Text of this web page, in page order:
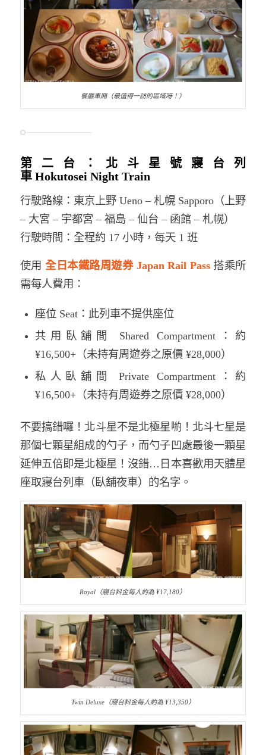
餐廳車廂（最值得一訪的區域呀！）
第二台：北斗星號寢台列
車 Hokutosei Night Train
行駛路線：東京上野 Ueno – 札幌 Sapporo（上野
– 大宮 – 宇都宮 – 福島 – 仙台 – 函館 – 札幌）
行駛時間：全程約 17 小時，每天 1 班
使用全日本鐵路周遊券 Japan Rail Pass搭乘所
需每人費用：
座位 Seat：此列車不提供座位
共用臥舖間 Shared Compartment：約
¥16,500+（未持有周遊券之原價 ¥28,000）
私人臥舖間 Private Compartment：約
¥16,500+（未持有周遊券之原價 ¥28,000）
不要搞錯囉！北斗星不是北極星喲！北斗七星是
那個七顆星組成的勺子，而勺子凹處最後一顆星
延伸五倍即是北極星！沒錯…日本喜歡用天體星
座取寢台列車（臥舖夜車）的名字。
Royal（寢台料金每人約為 ¥17,180）
Twin Deluxe（寢台料金每人約為 ¥13,350）